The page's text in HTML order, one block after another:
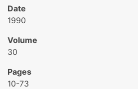
Date
1990
Volume
30
Pages
10-73